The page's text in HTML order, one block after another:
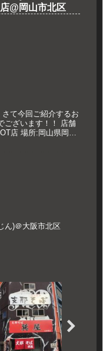
@岡山市北区
て今回ご紹介するお
ございます！！ 店舗
店 場所:岡山県岡山
ん)＠大阪市北区